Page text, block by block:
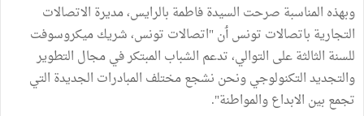
وبهذه المناسبة صرحت السيدة فاطمة بالرايس، مديرة الاتصالات
التجارية باتصالات تونس ٲن "اتصالات تونس، شريك ميكروسوفت
للسنة الثالثة على التوالي، تدعم الشباب المبتكر في مجال التطوير
والتجديد التكنولوجي ونحن نشجع مختلف المبادرات الجديدة التي
تجمع بين الابداع والمواطنة".